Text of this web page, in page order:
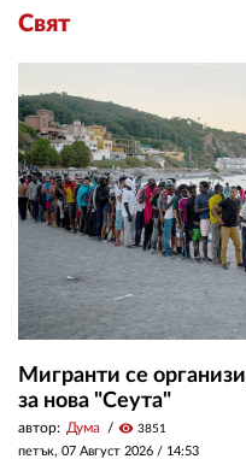
Свят
Мигранти се
за нова "Сеута"
автор: Дума visibility 3851
петък, 07 Август 2026 / 14:53